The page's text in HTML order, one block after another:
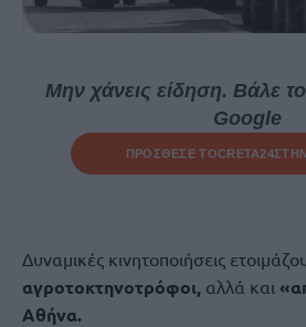
Μην χάνεις είδηση. Βάλε το
Google
ΠΡΟΣΘΕΣΕ ΤΟCRETA24
Δυναμικές κινητοποιήσεις
αγροτοκτηνοτρόφοι, αλλά και
Αθήνα.